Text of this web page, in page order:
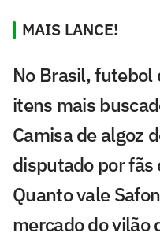
MAIS LANCE!
No Brasil, futebol
itens mais
Camisa de algoz
disputado por fãs
Quanto vale
mercado do vilão